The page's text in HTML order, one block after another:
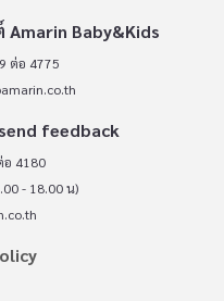
Baby&Kids
ต่อ 4775
feedback
อ 4180
- 18.00 น)